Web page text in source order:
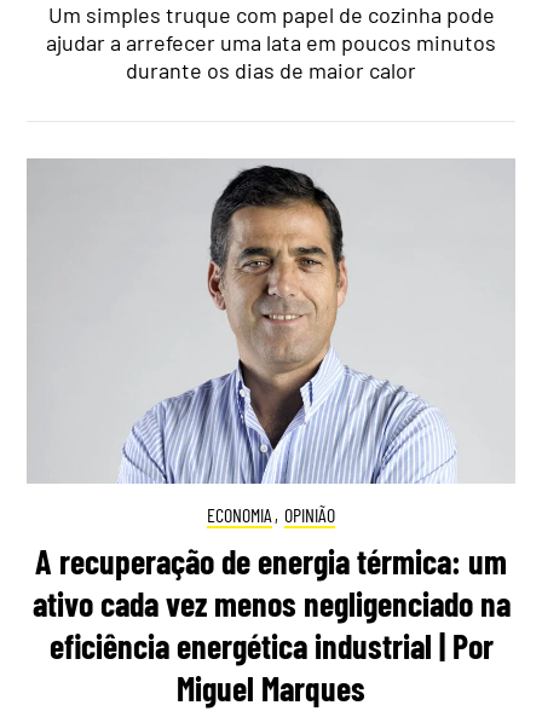
Um simples truque com papel de cozinha pode
ajudar a arrefecer uma lata em poucos minutos
durante os dias de maior calor
ECONOMIA , OPINIÃO
A recuperação de energia térmica: um
ativo cada vez menos negligenciado na
eficiência energética industrial | Por
Miguel Marques